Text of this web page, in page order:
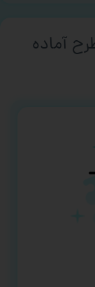
آماده